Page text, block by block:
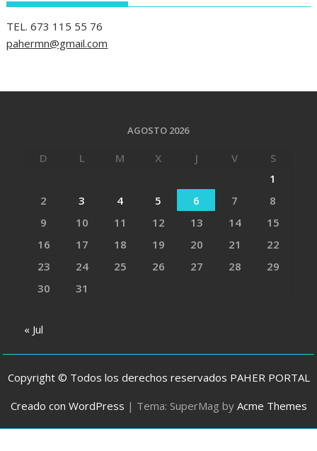
TEL. 673 115 55 76
pahermn@gmail.com
AGOSTO 2026
D L M X J V
S
1
2
3 4 5 6 7
8
9
10 11 12 13 14
15
16
17 18 19 20 21
22
23
24 25 26 27 28
29
30
31
« Jul
Copyright © Todos los derechos reservados PAHER PORTAL
Creado con WordPress | Tema: SuperMag by Acme Themes